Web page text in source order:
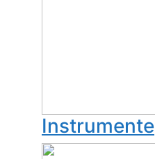
Instrumente